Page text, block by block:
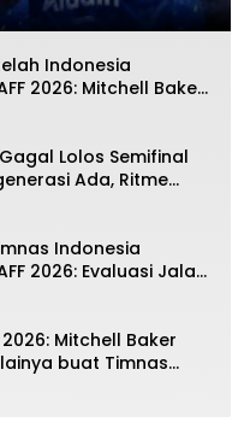
Indonesia
2026: Mitchell Baker
Belum Tuntas
Lolos Semifinal
Ada, Ritme
Mengejar
Indonesia
2026: Evaluasi Jalan,
Dekat
Mitchell Baker
buat Timnas